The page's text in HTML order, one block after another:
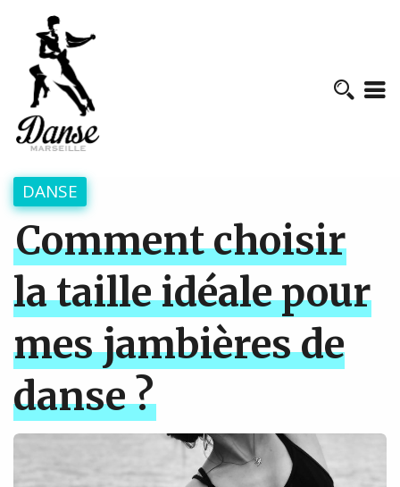
DANSE
Comment choisir
la taille idéale pour
mes jambières de
danse ?